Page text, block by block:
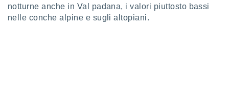
notturne anche in Val padana, i valori piuttosto bassi
nelle conche alpine e sugli altopiani.